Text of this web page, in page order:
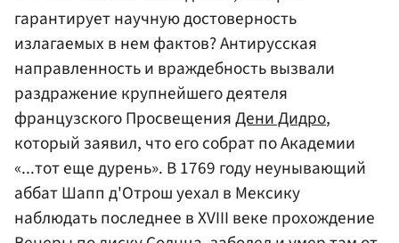
гарантирует научную достоверность
излагаемых в нем фактов? Антирусская
направленность и враждебность вызвали
раздражение крупнейшего деятеля
французского ПросвещенияДени Дидро,
который заявил, что его собрат по Академии
«...тот еще дурень». В 1769 году неунывающий
аббат Шапп д'Отрош уехал в Мексику
наблюдать последнее в XVIII веке прохождение